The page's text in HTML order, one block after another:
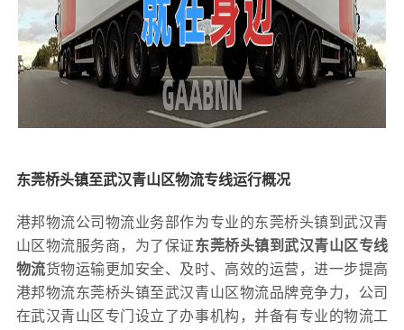
东莞桥头镇至武汉青山区物流专线运行概况
港邦物流公司物流业务部作为专业的东莞桥头镇到武汉青
山区物流服务商，为了保证东莞桥头镇到武汉青山区专线
物流货物运输更加安全、及时、高效的运营，进一步提高
港邦物流东莞桥头镇至武汉青山区物流品牌竞争力，公司
在武汉青山区专门设立了办事机构，并备有专业的物流工